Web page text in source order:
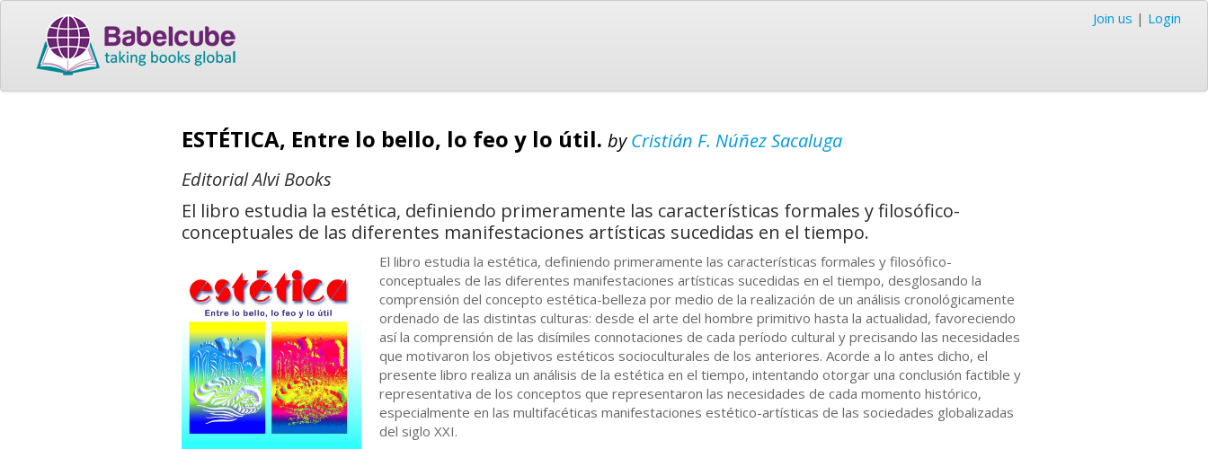
Join us | Login
ESTÉTICA, Entre lo bello, lo feo y lo útil. byCristián F. Núñez Sacaluga
Editorial Alvi Books
El libro estudia la estética, definiendo primeramente las características formales y filosófico-
conceptuales de las diferentes manifestaciones artísticas sucedidas en el tiempo.
El libro estudia la estética, definiendo primeramente las características formales y filosófico-
conceptuales de las diferentes manifestaciones artísticas sucedidas en el tiempo, desglosando la
comprensión del concepto estética-belleza por medio de la realización de un análisis cronológicamente
ordenado de las distintas culturas: desde el arte del hombre primitivo hasta la actualidad, favoreciendo
así la comprensión de las disímiles connotaciones de cada período cultural y precisando las necesidades
que motivaron los objetivos estéticos socioculturales de los anteriores. Acorde a lo antes dicho, el
presente libro realiza un análisis de la estética en el tiempo, intentando otorgar una conclusión factible y
representativa de los conceptos que representaron las necesidades de cada momento histórico,
especialmente en las multifacéticas manifestaciones estético-artísticas de las sociedades globalizadas
del siglo XXI.